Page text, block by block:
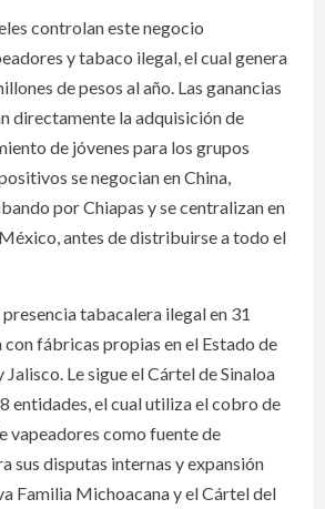
controlan este negocio
y tabaco ilegal, el cual genera
de pesos al año. Las ganancias
directamente la adquisición de
de jóvenes para los grupos
se negocian en China,
por Chiapas y se centralizan en
antes de distribuirse a todo el
tabacalera ilegal en 31
fábricas propias en el Estado de
Le sigue el Cártel de Sinaloa
entidades, el cual utiliza el cobro de
vapeadores como fuente de
sus disputas internas y expansión
Familia Michoacana y el Cártel del